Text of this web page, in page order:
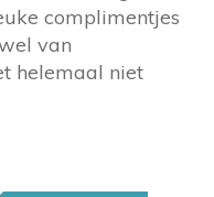
complimentjes
van
helemaal niet